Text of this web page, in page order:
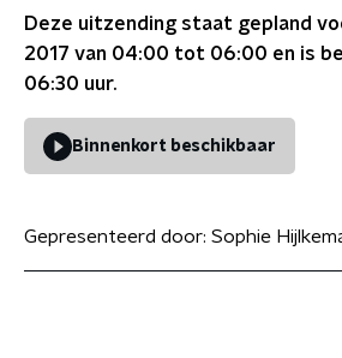
Deze uitzending staat gepland
2017 van 04:00 tot 06:00 en is
06:30 uur.
Binnenkort beschikbaar
Gepresenteerd door: Sophie